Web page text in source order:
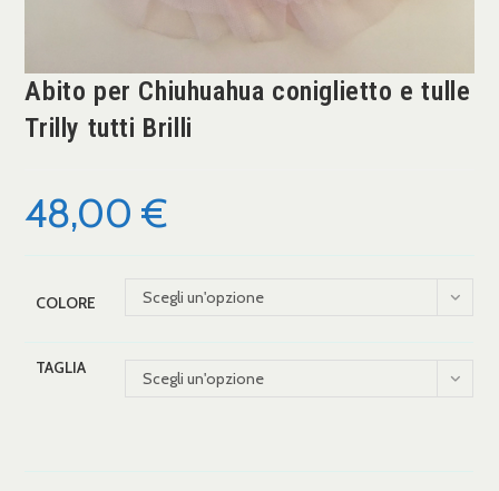
Abito per Chiuhuahua coniglietto e tulle
Trilly tutti Brilli
48,00€
COLORE Scegli un'opzione
TAGLIA
Scegli un'opzione